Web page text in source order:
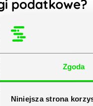
Zgoda
Niniejsza strona
podatkowe?
opodatkowania na
obecnie 12% (do
120 000 zł. Oprócz
od
większej niż 1 000